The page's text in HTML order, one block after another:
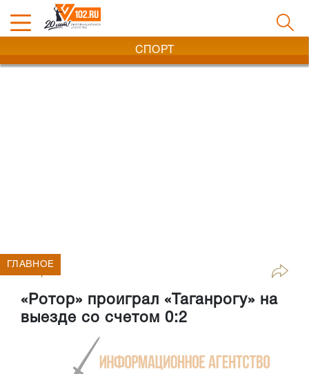
СПОРТ
«Ротор» проиграл «Таганрогу» на
выезде со счетом 0:2
ГЛАВНОЕ